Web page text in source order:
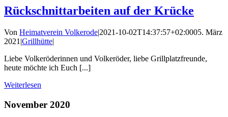
Rückschnittarbeiten auf der Krücke
Von Heimatverein Volkerode|2021-10-02T14:37:57+02:0005. März
2021 |Grillhütte|
Liebe Volkeröderinnen und Volkeröder, liebe Grillplatzfreunde,
heute möchte ich Euch [...]
Weiterlesen
November 2020